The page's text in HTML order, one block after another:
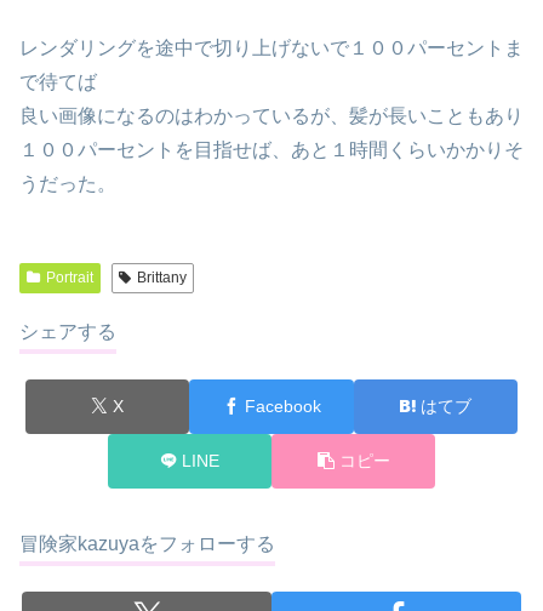
レンダリングを途中で切り上げないで１００パーセントま
で待てば
良い画像になるのはわかっているが、髪が長いこともあり
１００パーセントを目指せば、あと１時間くらいかかりそ
うだった。
Portrait Brittany
シェアする
X Facebook はてブ
LINE コピー
冒険家kazuyaをフォローする